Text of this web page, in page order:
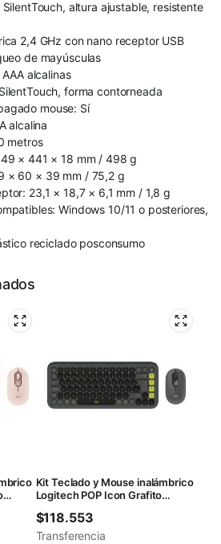
altura ajustable, resistente
2,4 GHz con nano receptor USB
de mayúsculas
alcalinas
forma contorneada
mouse: Sí
alcalina
metros
× 441 × 18 mm / 498 g
× 60 × 39 mm / 75,2 g
23,1 × 18,7 × 6,1 mm / 1,8 g
Windows 10/11 o posteriores,
reciclado posconsumo
Kit Teclado y Mouse inalámbrico
Logitech POP Icon Grafito
$118.553
Transferencia